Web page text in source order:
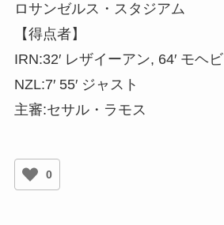
ロサンゼルス・スタジアム
【得点者】
IRN:32′ レザイーアン, 64′ モヘビ
NZL:7′ 55′ ジャスト
主審:セサル・ラモス
0